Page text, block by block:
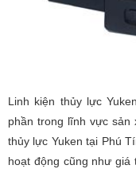
Linh kiện thủy lực
phần trong lĩnh vực sản
thủy lực Yuken tại Phú
hoạt động cũng như